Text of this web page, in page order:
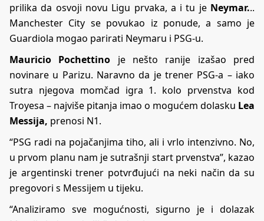
prilika da osvoji novu Ligu prvaka, a i tu je Neymar...
Manchester City se povukao iz ponude, a samo je
Guardiola mogao parirati Neymaru i PSG-u.
Mauricio Pochettino je nešto ranije izašao pred
novinare u Parizu. Naravno da je trener PSG-a – iako
sutra njegova momčad igra 1. kolo prvenstva kod
Troyesa – najviše pitanja imao o mogućem dolasku Lea
Messija, prenosi N1.
“PSG radi na pojačanjima tiho, ali i vrlo intenzivno. No,
u prvom planu nam je sutrašnji start prvenstva”, kazao
je argentinski trener potvrđujući na neki način da su
pregovori s Messijem u tijeku.
“Analiziramo sve mogućnosti, sigurno je i dolazak